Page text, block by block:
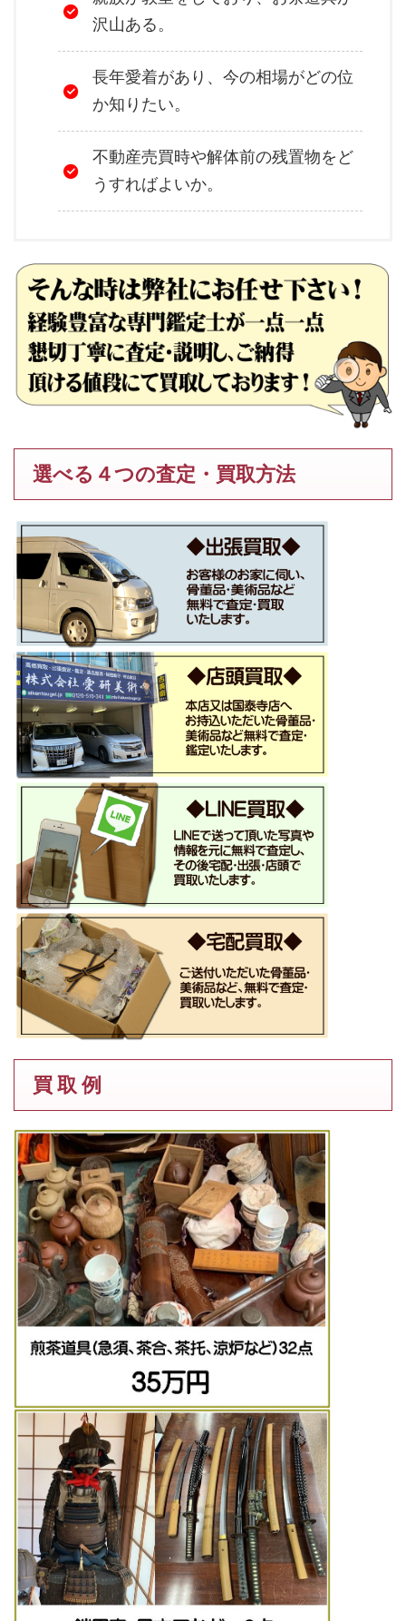
沢山ある。
長年愛着があり、今の相場がどの位
か知りたい。
不動産売買時や解体前の残置物をど
うすればよいか。
選べる４つの査定・買取方法
買 取 例